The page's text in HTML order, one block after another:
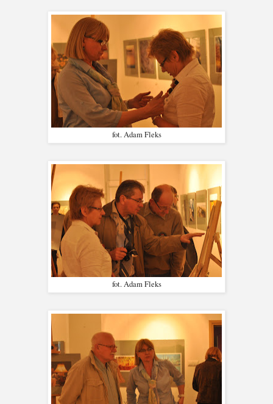
fot. Adam Fleks
fot. Adam Fleks